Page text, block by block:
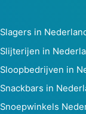
Slagers in
Slijterijen in
Sloopbedrijven in
Snackbars in
Snoepwinkels